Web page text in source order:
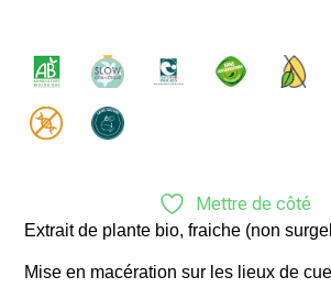
Mettre de côté
Extrait de plante bio, fraiche (non
Mise en macération sur les lieux de